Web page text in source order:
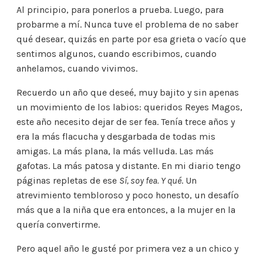
a
m
A
p
p
r
t
i
r
Al principio, para ponerlos a prueba. Luego, para
probarme a mí. Nunca tuve el problema de no saber
qué desear, quizás en parte por esa grieta o vacío que
sentimos algunos, cuando escribimos, cuando
anhelamos, cuando vivimos.
Recuerdo un año que deseé, muy bajito y sin apenas
un movimiento de los labios: queridos Reyes Magos,
este año necesito dejar de ser fea. Tenía trece años y
era la más flacucha y desgarbada de todas mis
amigas. La más plana, la más velluda. Las más
gafotas. La más patosa y distante. En mi diario tengo
páginas repletas de ese Sí, soy fea. Y qué. Un
atrevimiento tembloroso y poco honesto, un desafío
más que a la niña que era entonces, a la mujer en la
quería convertirme.
Pero aquel año le gusté por primera vez a un chico y